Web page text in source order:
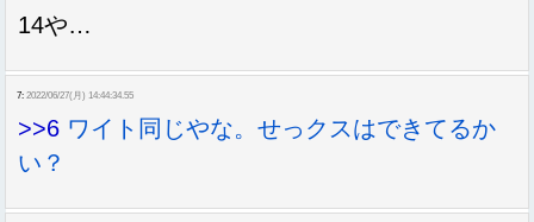
14や…
7: 2022/06/27(月) 14:44:34.55
>>6 ワイト同じやな。せっクスはできてるか
い？